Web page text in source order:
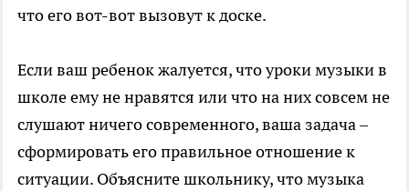
что его вот-вот вызовут к доске.
Если ваш ребенок жалуется, что уроки музыки в
школе ему не нравятся или что на них совсем не
слушают ничего современного, ваша задача –
сформировать его правильное отношение к
ситуации. Объясните школьнику, что музыка